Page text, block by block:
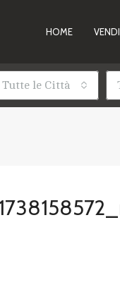
HOME
Tutte le Città